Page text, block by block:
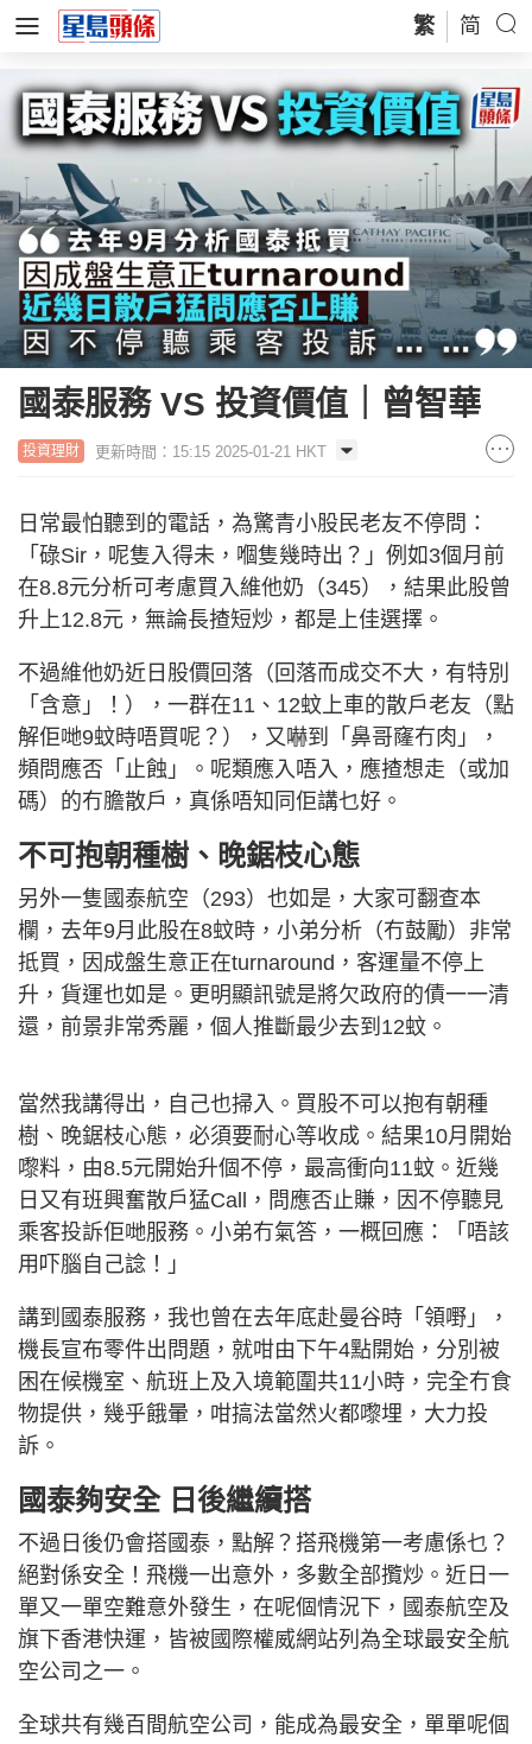
繁 简
國泰服務 VS 投資價值｜曾智華
投資理財 更新時間：15:15 2025-01-21 HKT
日常最怕聽到的電話，為驚青小股民老友不停問：
「碌Sir，呢隻入得未，嗰隻幾時出？」例如3個月前
在8.8元分析可考慮買入維他奶（345），結果此股曾
升上12.8元，無論長揸短炒，都是上佳選擇。
不過維他奶近日股價回落（回落而成交不大，有特別
「含意」！），一群在11、12蚊上車的散戶老友（點
解佢哋9蚊時唔買呢？），又嚇到「鼻哥窿冇肉」，
頻問應否「止蝕」。呢類應入唔入，應揸想走（或加
碼）的冇膽散戶，真係唔知同佢講乜好。
不可抱朝種樹、晚鋸枝心態
另外一隻國泰航空（293）也如是，大家可翻查本
欄，去年9月此股在8蚊時，小弟分析（冇鼓勵）非常
抵買，因成盤生意正在turnaround，客運量不停上
升，貨運也如是。更明顯訊號是將欠政府的債一一清
還，前景非常秀麗，個人推斷最少去到12蚊。
當然我講得出，自己也掃入。買股不可以抱有朝種
樹、晚鋸枝心態，必須要耐心等收成。結果10月開始
嚟料，由8.5元開始升個不停，最高衝向11蚊。近幾
日又有班興奮散戶猛Call，問應否止賺，因不停聽見
乘客投訴佢哋服務。小弟冇氣答，一概回應：「唔該
用吓腦自己諗！」
講到國泰服務，我也曾在去年底赴曼谷時「領嘢」，
機長宣布零件出問題，就咁由下午4點開始，分別被
困在候機室、航班上及入境範圍共11小時，完全冇食
物提供，幾乎餓暈，咁搞法當然火都嚟埋，大力投
訴。
國泰夠安全 日後繼續搭
不過日後仍會搭國泰，點解？搭飛機第一考慮係乜？
絕對係安全！飛機一出意外，多數全部攬炒。近日一
單又一單空難意外發生，在呢個情況下，國泰航空及
旗下香港快運，皆被國際權威網站列為全球最安全航
空公司之一。
全球共有幾百間航空公司，能成為最安全，單單呢個